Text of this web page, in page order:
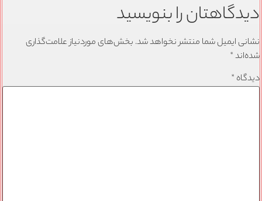
دیدگاهتان را بنویسید
نشانی ایمیل شما منتشر نخواهد شد. بخش‌های موردنیاز علامت‌گذاری
شده‌اند*
دیدگاه *